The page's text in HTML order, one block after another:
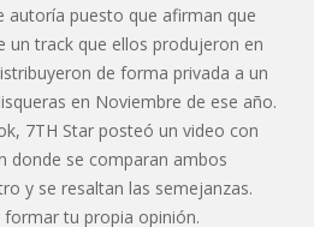
autoría puesto que afirman que
un track que ellos produjeron en
de forma privada a un
en Noviembre de ese año.
7TH Star posteó un video con
donde se comparan ambos
y se resaltan las semejanzas.
formar tu propia opinión.